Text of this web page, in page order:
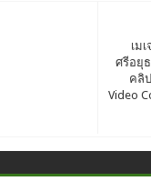
เม
ศรีอยุ
คลิ
Video